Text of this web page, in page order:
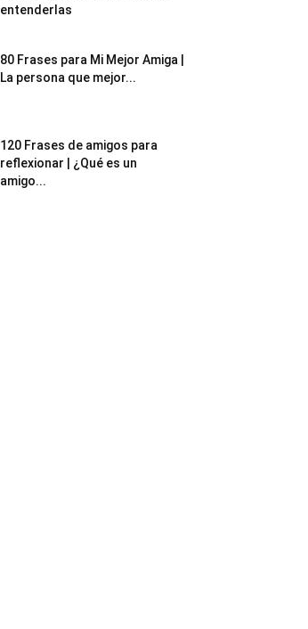
entenderlas
80 Frases para Mi Mejor Amiga |
La persona que mejor...
120 Frases de amigos para
reflexionar | ¿Qué es un
amigo...